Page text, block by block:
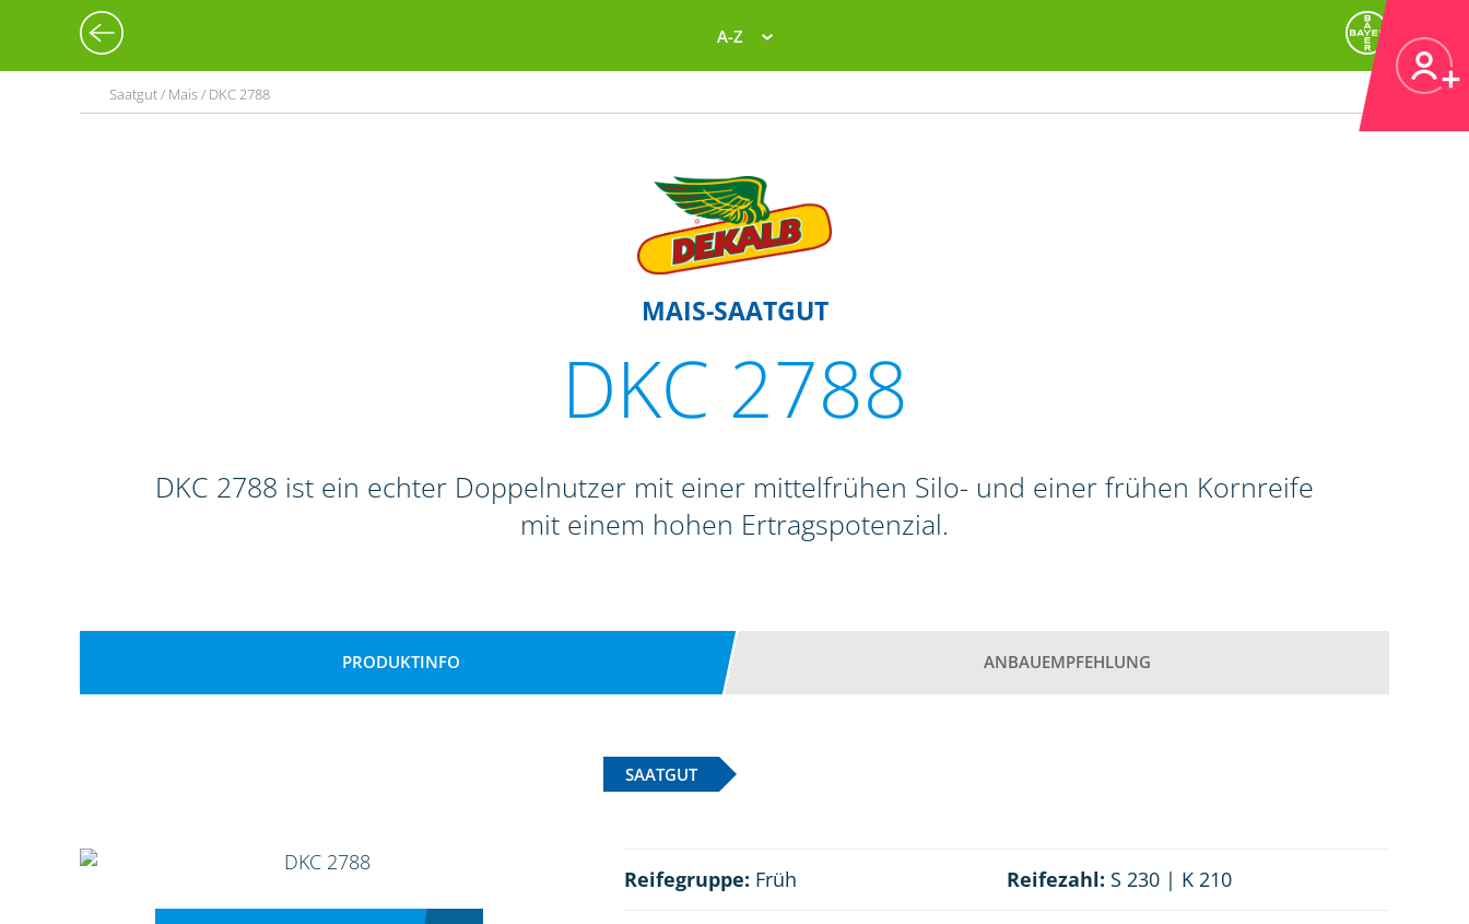
A-Z
Saatgut / Mais / DKC 2788
MAIS-SAATGUT
DKC 2788
DKC 2788 ist ein echter Doppelnutzer mit einer mittelfrühen Silo- und einer frühen Kornreife
mit einem hohen Ertragspotenzial.
PRODUKTINFO ANBAUEMPFEHLUNG
SAATGUT
Reifegruppe: Früh Reifezahl: S 230 | K 210